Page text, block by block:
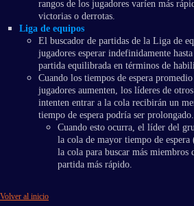
rangos de los jugadores varíen más
victorias o derrotas.
Liga de equipos
El buscador de partidas de la Liga de
jugadores esperar indefinidamente
partida equilibrada en términos de
Cuando los tiempos de espera
jugadores aumenten, los líderes de
intenten entrar a la cola recibirán un
tiempo de espera podría ser prolongado.
Cuando esto ocurra, el líder del
la cola de mayor tiempo de espera
la cola para buscar más miembros
partida más rápido.
Volver al inicio